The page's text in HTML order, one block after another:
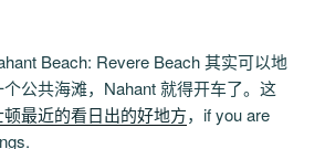
Beach: Revere Beach 其实可以地
公共海滩，Nahant 就得开车了。这
最近的看日出的好地方，if you are